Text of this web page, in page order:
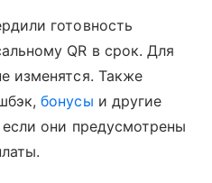
готовность
QR в срок. Для
изменятся. Также
бонусы и другие
они предусмотрены